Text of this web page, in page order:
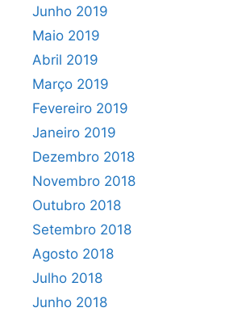
Junho 2019
Maio 2019
Abril 2019
Março 2019
Fevereiro 2019
Janeiro 2019
Dezembro 2018
Novembro 2018
Outubro 2018
Setembro 2018
Agosto 2018
Julho 2018
Junho 2018